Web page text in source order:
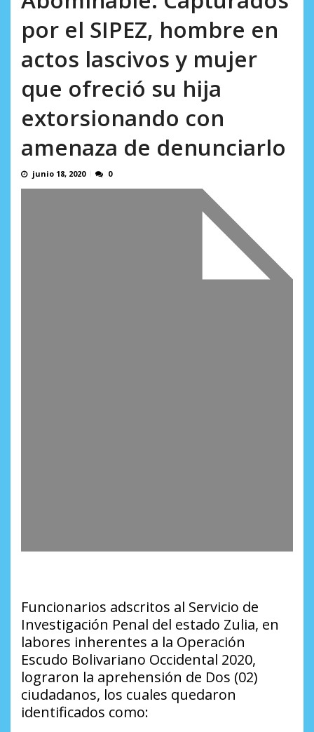
por el SIPEZ, hombre en
actos lascivos y mujer
que ofreció su hija
extorsionando con
amenaza de denunciarlo
junio 18, 2020 0
Funcionarios adscritos al Servicio de
Investigación Penal del estado Zulia, en
labores inherentes a la Operación
Escudo Bolivariano Occidental 2020,
lograron la aprehensión de Dos (02)
ciudadanos, los cuales quedaron
identificados como: